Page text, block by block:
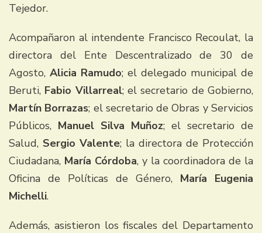
Tejedor.
Acompañaron al intendente Francisco Recoulat, la
directora del Ente Descentralizado de 30 de
Agosto, Alicia Ramudo; el delegado municipal de
Beruti, Fabio Villarreal; el secretario de Gobierno,
Martín Borrazas; el secretario de Obras y Servicios
Públicos, Manuel Silva Muñoz; el secretario de
Salud, Sergio Valente; la directora de Protección
Ciudadana, María Córdoba, y la coordinadora de la
Oficina de Políticas de Género, María Eugenia
Michelli.
Además, asistieron los fiscales del Departamento